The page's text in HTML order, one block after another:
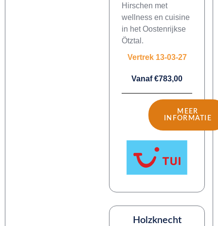
Hirschen met
wellness en cuisine
in het Oostenrijkse
Ötztal.
Vertrek 13-03-27
Vanaf €783,00
MEER
INFORMATIE
Holzknecht